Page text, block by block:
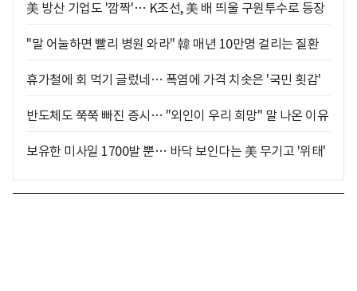
美 방산 기업도 '깜짝'… K조선, 美 배 띄울 구원투수로 등장
"말 어눌하면 빨리 병원 와라" 韓 매년 10만명 걸리는 질환
휴가철에 회 먹기 글렀네… 폭염에 가격 치솟은 '국민 횟감'
반도체도 쭉쭉 빠진 증시… "외인이 우리 희망" 말 나온 이유
보유한 미사일 1700발 뿐… 바닥 보인다는 美 무기고 '위태'